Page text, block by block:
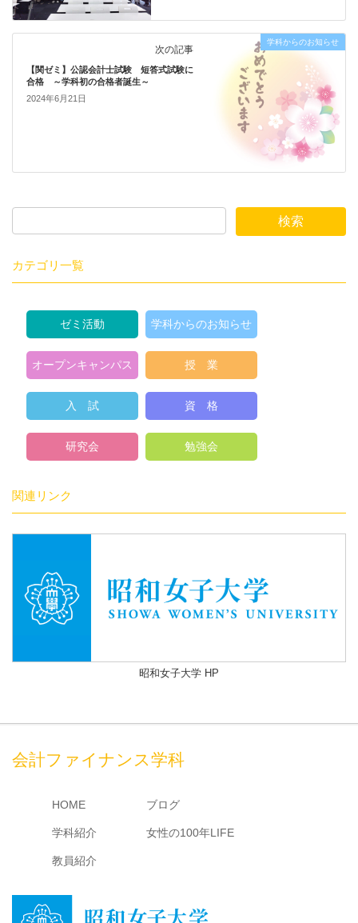
学科からのお知らせ
次の記事
【関ゼミ】公認会計士試験 短答式試験に
合格 ～学科初の合格者誕生～
2024年6月21日
カテゴリ一覧
ゼミ活動 学科からのお知らせ
オープンキャンパス 授 業
入 試 資 格
研究会 勉強会
関連リンク
昭和女子大学 HP
会計ファイナンス学科
HOME
学科紹介
教員紹介
ブログ
女性の100年LIFE